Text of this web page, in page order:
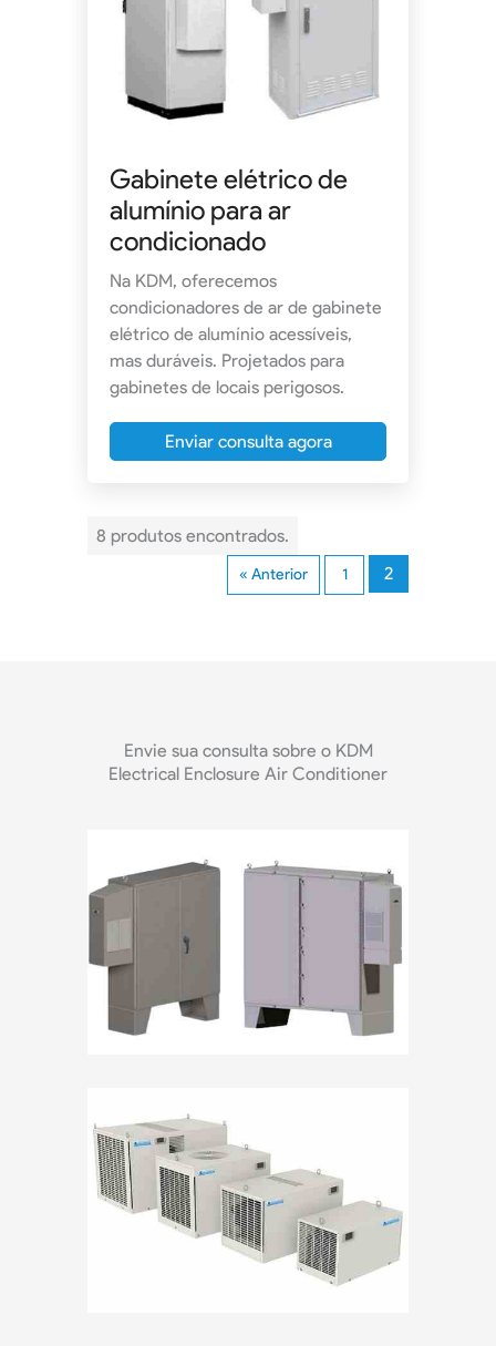
Gabinete elétrico de
alumínio para ar
condicionado
Na KDM, oferecemos
condicionadores de ar de gabinete
elétrico de alumínio acessíveis,
mas duráveis. Projetados para
gabinetes de locais perigosos.
Enviar consulta agora
8 produtos encontrados.
« Anterior 1 2
Envie sua consulta sobre o KDM
Electrical Enclosure Air Conditioner